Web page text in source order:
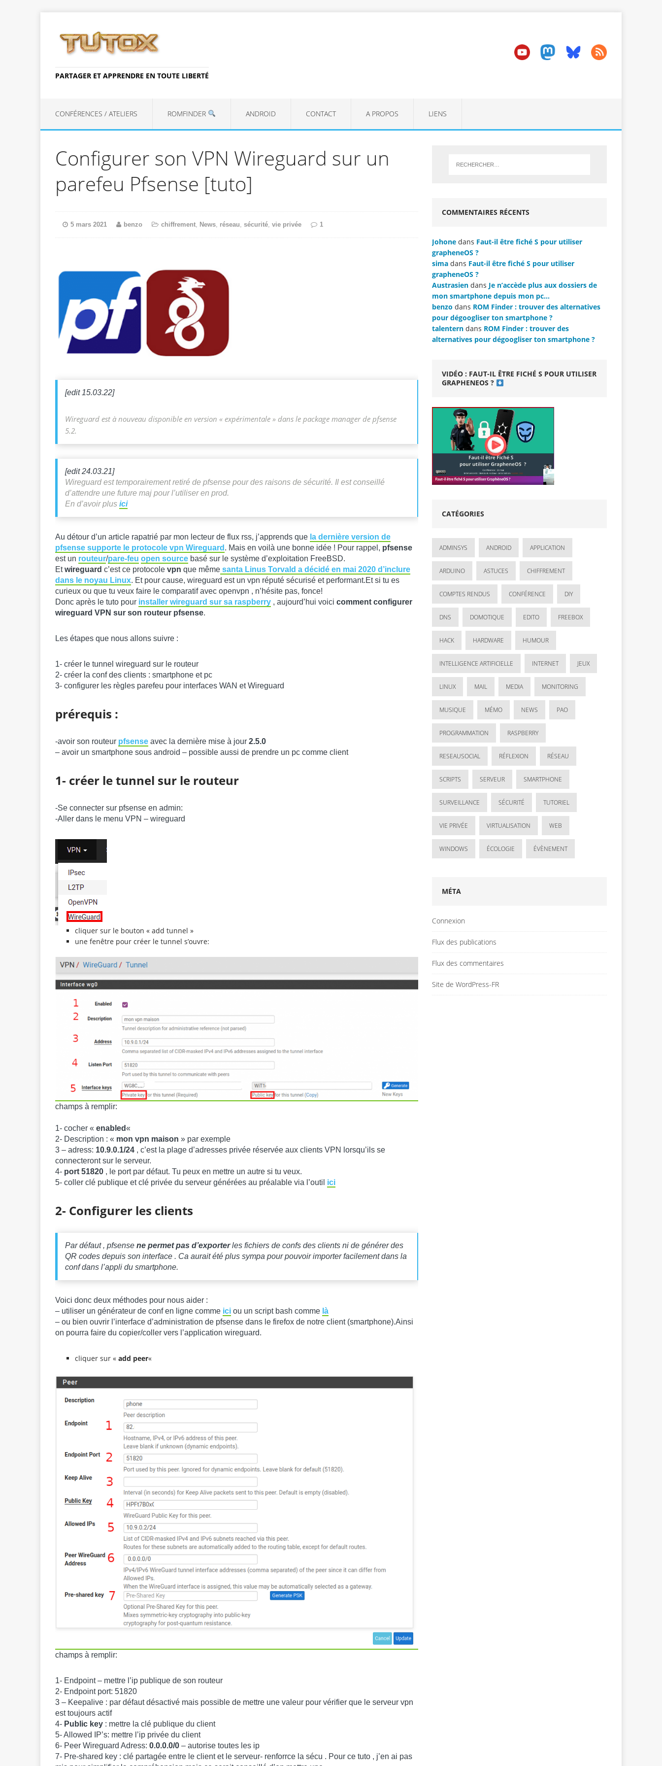
PARTAGER ET APPRENDRE EN TOUTE LIBERTÉ
CONFÉRENCES / ATELIERS ROMFINDER ANDROID CONTACT A PROPOS LIENS
Configurer son VPN Wireguard sur un
parefeu Pfsense [tuto]
5 mars 2021 benzo chiffrement News réseau sécurité vie privée 1
[edit 15.03.22]
Wireguard est à nouveau disponible en version « expérimentale » dans le package manager de pfsense
5.2.
[edit 24.03.21]
Wireguard est temporairement retiré de pfsense pour des raisons de sécurité. Il est conseillé
d’attendre une future maj pour l’utiliser en prod.
En d’avoir plus ici
Au détour d’un article rapatrié par mon lecteur de flux rss, j’apprends que a dernière version de
pfsense supporte le protocole vpn Wireguard . Mais en voilà une bonne idée ! Pour rappel, pfsense
est un routeur/pare-feu open source basé sur le système d’exploitation FreeBSD.
Etwireguard c’est ce protocole vpn que même santa Linus Torvald a décidé en mai 2020 d’inclure
dans le noyau Linux. Et pour cause, wireguard est un vpn réputé sécurisé et performant.Et si tu es
curieux ou que tu veux faire le comparatif avec openvpn , n’hésite pas, fonce!
Donc après le tuto pour installer wireguard sur sa raspberry , aujourd’hui voici comment configurer
wireguard VPN sur son routeur pfsense.
Les étapes que nous allons suivre :
1- créer le tunnel wireguard sur le routeur
2- créer la conf des clients : smartphone et pc
3- configurer les règles parefeu pour interfaces WAN et Wireguard
prérequis :
-avoir son routeur pfsense avec la dernière mise à jour 2.5.0
– avoir un smartphone sous android – possible aussi de prendre un pc comme client
1- créer le tunnel sur le routeur
-Se connecter sur pfsense en admin:
-Aller dans le menu VPN – wireguard
cliquer sur le bouton « add tunnel »
une fenêtre pour créer le tunnel s’ouvre:
champs à remplir:
1- cocher « enabled«
2- Description : « mon vpn maison » par exemple
3 – adress: 10.9.0.1/24 , c’est la plage d’adresses privée réservée aux clients VPN lorsqu’ils se
connecteront sur le serveur.
4- port 51820 , le port par défaut. Tu peux en mettre un autre si tu veux.
5- coller clé publique et clé privée du serveur générées au préalable via l’outil ici
2- Configurer les clients
Par défaut , pfsense ne permet pas d’exporterles fichiers de confs des clients ni de générer des
QR codes depuis son interface . Ca aurait été plus sympa pour pouvoir importer facilement dans la
conf dans l’appli du smartphone.
Voici donc deux méthodes pour nous aider :
– utiliser un générateur de conf en ligne comme ici ou un script bash comme là
– ou bien ouvrir l’interface d’administration de pfsense dans le firefox de notre client (smartphone).Ainsi
on pourra faire du copier/coller vers l’application wireguard.
cliquer sur « add peer«
champs à remplir:
1- Endpoint – mettre l’ip publique de son routeur
2- Endpoint port: 51820
3 – Keepalive : par défaut désactivé mais possible de mettre une valeur pour vérifier que le serveur vpn
est toujours actif
4- Public key : mettre la clé publique du client
5- Allowed IP’s: mettre l’ip privée du client
6- Peer Wireguard Adress: 0.0.0.0/0 – autorise toutes les ip
7- Pre-shared key : clé partagée entre le client et le serveur- renforrce la sécu . Pour ce tuto , j’en ai pas
COMMENTAIRES RÉCENTS
Johone dans Faut-il être fiché S pour utiliser
grapheneOS ?
sima dans Faut-il être fiché S pour utiliser
grapheneOS ?
Austrasien dans Je n’accède plus aux dossiers de
mon smartphone depuis mon pc…
benzo dans ROM Finder : trouver des alternatives
pour dégoogliser ton smartphone ?
talentern dans ROM Finder : trouver des
alternatives pour dégoogliser ton smartphone ?
VIDÉO : FAUT-IL ÊTRE FICHÉ S POUR UTILISER
GRAPHENEOS ?
CATÉGORIES
ADMINSYS ANDROID APPLICATION
ARDUINO ASTUCES CHIFFREMENT
COMPTES RENDUS CONFÉRENCE DIY
DNS DOMOTIQUE EDITO FREEBOX
HACK HARDWARE HUMOUR
INTELLIGENCE ARTIFICIELLE INTERNET JEUX
LINUX MAIL MEDIA MONITORING
MUSIQUE MÉMO NEWS PAO
PROGRAMMATION RASPBERRY
RESEAUSOCIAL RÉFLEXION RÉSEAU
SCRIPTS SERVEUR SMARTPHONE
SURVEILLANCE SÉCURITÉ TUTORIEL
VIE PRIVÉE VIRTUALISATION WEB
WINDOWS ÉCOLOGIE ÉVÈNEMENT
MÉTA
Connexion
Flux des publications
Flux des commentaires
Site de WordPress-FR